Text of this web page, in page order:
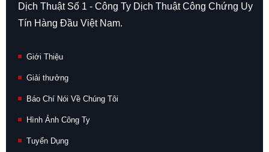
Dịch Thuật Số 1 - Công Ty Dịch Thuật Công Chứng Uy
Tín Hàng Đầu Việt Nam.
Giới Thiệu
Giải thưởng
Báo Chí Nói Về Chúng Tôi
Hình Ảnh Công Ty
Tuyển Dụng